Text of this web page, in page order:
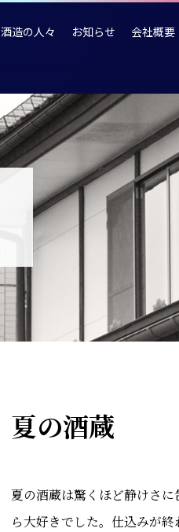
酒造の人々 お知らせ 会社概要
夏の酒蔵
夏の酒蔵は驚くほど静けさ
ら大好きでした。仕込みが